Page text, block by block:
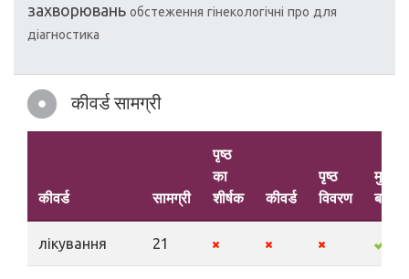
захворювань обстеження гінекологічні про для
діагностика
कीवर्ड सामग्री
कीवर्ड सामग्री
पृष्ठ
का
शीर्षक
कीवर्ड
पृष्ठ
विवरण
मुख्य
बातें
лікування 21